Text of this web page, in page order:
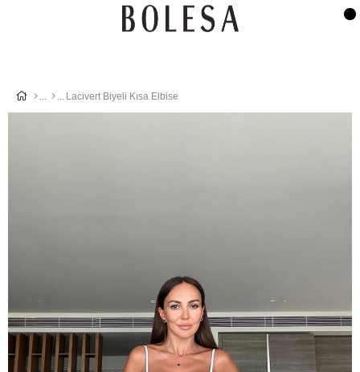
Lacivert Biyeli Kısa Elbise